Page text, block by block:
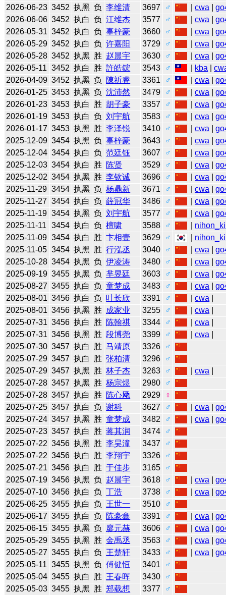
2026-06-23 3452 执黑 负 李维清 3697 ♂ |cwa |
2026-06-06 3452 执白 负 江维杰 3577 ♂ |cwa |
2026-05-31 3452 执白 负 辜梓豪 3660 ♂ |cwa |
2026-05-29 3452 执白 负 许嘉阳 3729 ♂ |cwa |
2026-05-28 3452 执黑 胜 赵晨宇 3630 ♂ |cwa |
2026-05-11 3452 执白 胜 許皓鋐 3543 ♂ kba |
2026-04-09 3452 执黑 负 陳祈睿 3361 ♂ |cwa |
2026-01-25 3453 执黑 负 沈沛然 3479 ♂ |cwa |
2026-01-23 3453 执白 胜 胡子豪 3357 ♂ |cwa |
2026-01-19 3453 执白 负 刘宇航 3583 ♂ |cwa |
2026-01-17 3453 执黑 胜 李泽锐 3410 ♂ |cwa |
2025-12-09 3454 执黑 负 辜梓豪 3643 ♂ |cwa |
2025-12-04 3454 执白 负 范廷钰 3607 ♂ |cwa |
2025-12-03 3454 执白 胜 陈贤 3529 ♂ |cwa |
2025-12-02 3454 执黑 胜 李钦诚 3696 ♂ |cwa |
2025-11-29 3454 执黑 负 杨鼎新 3671 ♂ |cwa |
2025-11-27 3454 执白 负 薛冠华 3486 ♂ |cwa |
2025-11-19 3454 执黑 负 刘宇航 3577 ♂ |cwa |
2025-11-11
3454 执白 负 檀啸 3588 ♂
2025-11-09 3454 执白 胜 卞相壹 3629 ♂
2025-11-05 3454 执黑 胜 行泓丞 3040 ♂ |cwa |
2025-10-28 3454 执黑 负 伊凌涛 3480 ♂ |cwa |
2025-09-19 3455 执黑 负 芈昱廷 3603 ♂ |cwa |
2025-08-27 3455 执白 负 童梦成 3483 ♂ |cwa |
2025-08-01 3456 执白 负 叶长欣 3391 ♂ |cwa
2025-08-01 3456 执黑 胜 成家业 3255 ♂ |cwa
2025-07-31 3456 执白 胜 陈翰祺 3344 ♂ |cwa
2025-07-31 3456 执黑 胜 段博尧 3399 ♂ |cwa
2025-07-30 3457 执白 胜 马靖原 3326
♂
2025-07-29 3457 执白 胜 张柏清 3296
♂
2025-07-29 3457 执黑 胜 林子杰 3263 ♂ |cwa
2025-07-28 3457 执黑 胜 杨宗煜 2980
♂
2025-07-28 3457 执白 胜 陈心飏 2929
♀
2025-07-25 3457 执白 负 谢科 3627 ♂ |cwa |
2025-07-24 3457 执黑 胜 童梦成 3482 ♂ |cwa |
2025-07-23 3457 执白 胜 蒋其润 3474
♂
2025-07-22 3456 执黑 胜 李昊潼 3437
♂
2025-07-22 3456 执白 胜 李翔宇 3326
♂
2025-07-21 3456 执白 胜 于佳步 3165
♂
2025-07-19 3456 执黑 负 赵晨宇 3618 ♂ |cwa |
2025-07-10 3456 执白 负 丁浩 3738 ♂ |cwa |
2025-06-25 3455 执白 负 王世一 3510
♂
2025-06-17 3455 执白 负 陈豪鑫 3391 ♂ |cwa |
2025-06-15 3455 执黑 负 廖元赫 3606 ♂ |cwa |
2025-05-29 3455 执黑 胜 金禹丞 3563 ♂ |cwa |
2025-05-27 3455 执白 负 王楚轩 3433 ♂ |cwa |
2025-05-11 3455 执黑 负 傅健恒 3401
♂
2025-05-04 3455 执白 胜 王春晖 3430
♂
2025-05-03 3455 执黑 胜 郑载想 3377
♂